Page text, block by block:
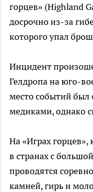
горцев» (Highland
досрочно из-за
которого упал
Инцидент
Гелдропа на юго-
место событий был
медиками, однако
На «Играх горцев»,
в странах с
проводятся
камней, гирь и